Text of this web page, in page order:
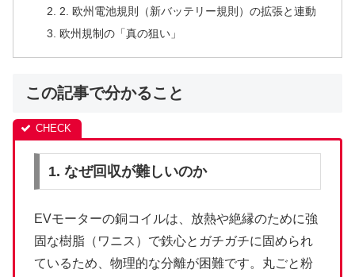
2. 欧州電池規則（新バッテリー規則）の拡張と連動
欧州規制の「真の狙い」
この記事で分かること
1. なぜ回収が難しいのか
EVモーターの銅コイルは、放熱や絶縁のために強
固な樹脂（ワニス）で鉄心とガチガチに固められ
ているため、物理的な分離が困難です。丸ごと粉